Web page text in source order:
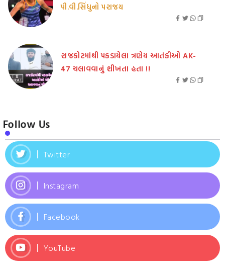
પી.વી.સિંધુનો પરાજય
રાજકોટમાંથી પકડાયેલા ત્રણેય આતંકીઓ AK-
47 ચલાવવાનું શીખતા હતા !!
Follow Us
Twitter
Instagram
Facebook
YouTube